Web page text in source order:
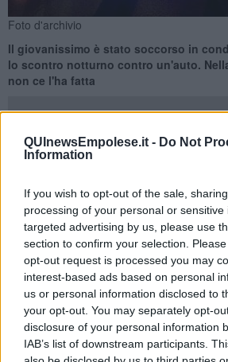
QUInewsEmpolese.it - Do Not
Information
If you wish to opt-out of the sale,
processing of your personal or
targeted advertising by us, please use
section to confirm your selection.
opt-out request is processed you may
interest-based ads based on personal
us or personal information disclosed to
your opt-out. You may separately opt-
disclosure of your personal information
IAB’s list of downstream participants.
Foto d'archivio
Il giovanissimo è stato soccorso in
lo scontro notturno contro un'auto.
non ce l'ha fatta
ragazzo di 18 anni, che viaggiava a
perso la vita. Questa la tragedia avvenuta
Francesca Sud a Cerreto Guidi, nella
perso la vita il giovane Thomas Rannino.
due personea bordo della vettura sono
diciottenne è stato soccorso già in
La corsa contro il tempo dei sanitari del